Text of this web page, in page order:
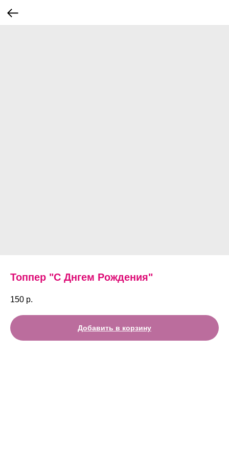
Топпер "С Днгем Рождения"
150 р.
Добавить в корзину